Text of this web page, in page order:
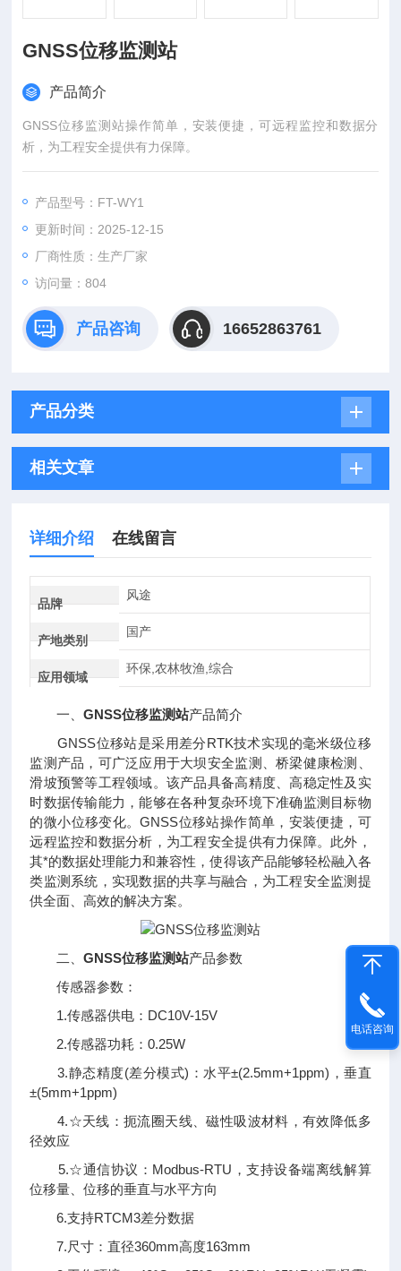
GNSS位移监测站
产品简介
GNSS位移监测站操作简单，安装便捷，可远程监控和数据分
析，为工程安全提供有力保障。
产品型号：FT-WY1
更新时间：2025-12-15
厂商性质：生产厂家
访问量：804
产品咨询 16652863761
产品分类
相关文章
详细介绍 在线留言
品牌
风途
产地类别
国产
应用领域
环保,农林牧渔,综合
一、GNSS位移监测站产品简介
GNSS位移站是采用差分RTK技术实现的毫米级位移
监测产品，可广泛应用于大坝安全监测、桥梁健康检测、
滑坡预警等工程领域。该产品具备高精度、高稳定性及实
时数据传输能力，能够在各种复杂环境下准确监测目标物
的微小位移变化。GNSS位移站操作简单，安装便捷，可
远程监控和数据分析，为工程安全提供有力保障。此外，
其*的数据处理能力和兼容性，使得该产品能够轻松融入各
类监测系统，实现数据的共享与融合，为工程安全监测提
供全面、高效的解决方案。
二、GNSS位移监测站产品参数
传感器参数：
1.传感器供电：DC10V-15V
2.传感器功耗：0.25W
3.静态精度(差分模式)：水平±(2.5mm+1ppm)，垂直
±(5mm+1ppm)
4.☆天线：扼流圈天线、磁性吸波材料，有效降低多
径效应
5.☆通信协议：Modbus-RTU，支持设备端离线解算
位移量、位移的垂直与水平方向
6.支持RTCM3差分数据
7.尺寸：直径360mm高度163mm
电话咨询